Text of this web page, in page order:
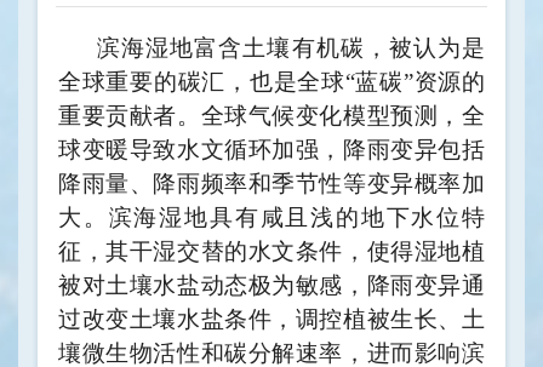
滨海湿地富含土壤有机碳，被认为是
全球重要的碳汇，也是全球“蓝碳”资源的
重要贡献者。全球气候变化模型预测，全
球变暖导致水文循环加强，降雨变异包括
降雨量、降雨频率和季节性等变异概率加
大。滨海湿地具有咸且浅的地下水位特
征，其干湿交替的水文条件，使得湿地植
被对土壤水盐动态极为敏感，降雨变异通
过改变土壤水盐条件，调控植被生长、土
壤微生物活性和碳分解速率，进而影响滨